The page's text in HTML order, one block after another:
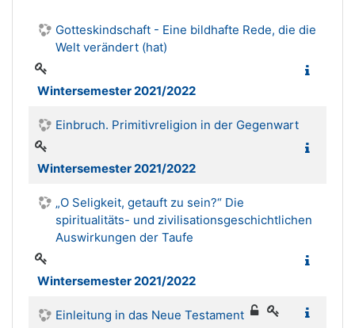
Gotteskindschaft - Eine bildhafte Rede, die die
Welt verändert (hat)
Wintersemester 2021/2022
Einbruch. Primitivreligion in der Gegenwart
Wintersemester 2021/2022
„O Seligkeit, getauft zu sein?“ Die
spiritualitäts- und zivilisationsgeschichtlichen
Auswirkungen der Taufe
Wintersemester 2021/2022
Einleitung in das Neue Testament